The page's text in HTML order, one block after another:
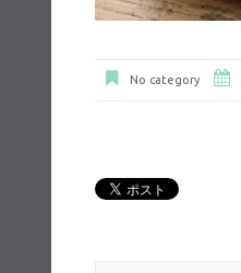
No category